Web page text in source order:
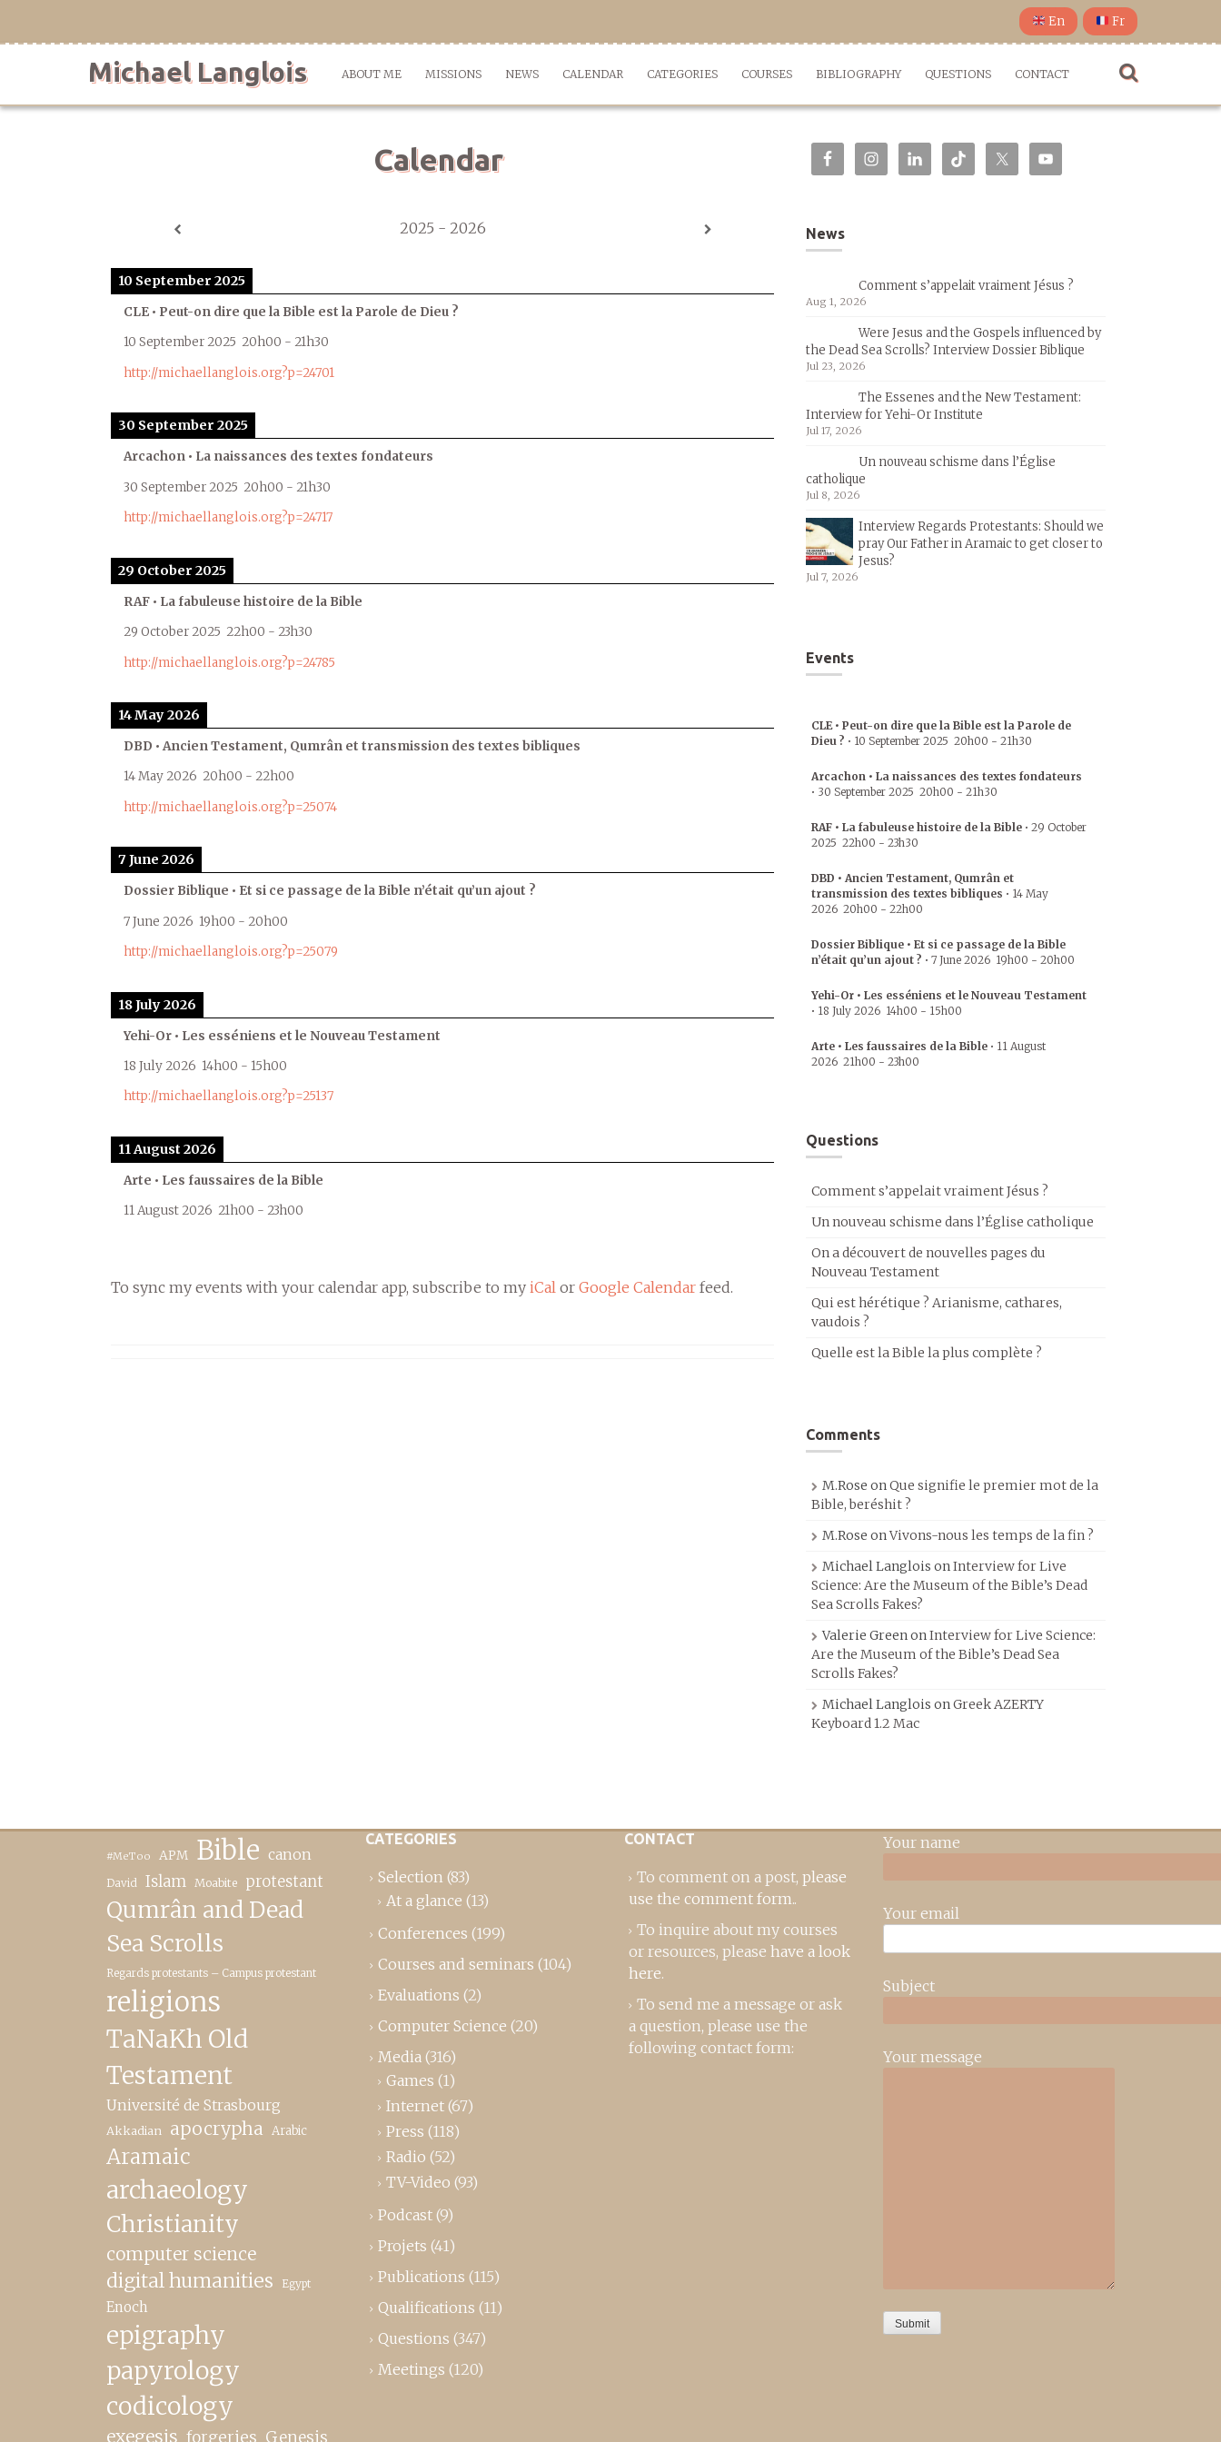
En Fr
Michael Langlois ABOUT ME MISSIONS NEWS CALENDAR CATEGORIES COURSES BIBLIOGRAPHY QUESTIONS CONTACT
Calendar
2025 - 2026
10 September 2025
CLE • Peut-on dire que la Bible est la Parole de Dieu ?
10 September 2025 20h00 - 21h30
http://michaellanglois.org?p=24701
30 September 2025
Arcachon • La naissances des textes fondateurs
30 September 2025 20h00 - 21h30
http://michaellanglois.org?p=24717
29 October 2025
RAF • La fabuleuse histoire de la Bible
29 October 2025 22h00 - 23h30
http://michaellanglois.org?p=24785
14 May 2026
DBD • Ancien Testament, Qumrân et transmission des textes bibliques
14 May 2026 20h00 - 22h00
http://michaellanglois.org?p=25074
7 June 2026
Dossier Biblique • Et si ce passage de la Bible n’était qu’un ajout ?
7 June 2026 19h00 - 20h00
http://michaellanglois.org?p=25079
18 July 2026
Yehi-Or • Les esséniens et le Nouveau Testament
18 July 2026 14h00 - 15h00
http://michaellanglois.org?p=25137
11 August 2026
Arte • Les faussaires de la Bible
11 August 2026 21h00 - 23h00
To sync my events with your calendar app, subscribe to my iCal or Google Calendar feed.
News
Comment s’appelait vraiment Jésus ?
Aug 1, 2026
Were Jesus and the Gospels influenced by
the Dead Sea Scrolls? Interview Dossier Biblique
Jul 23, 2026
The Essenes and the New Testament:
Interview for Yehi-Or Institute
Jul 17, 2026
Un nouveau schisme dans l’Église
catholique
Jul 8, 2026
Interview Regards Protestants: Should we
pray Our Father in Aramaic to get closer to
Jesus?
Jul 7, 2026
Events
CLE • Peut-on dire que la Bible est la Parole de
Dieu ? • 10 September 2025 20h00 - 21h30
Arcachon • La naissances des textes fondateurs
• 30 September 2025 20h00 - 21h30
RAF • La fabuleuse histoire de la Bible • 29 October
2025 22h00 - 23h30
DBD • Ancien Testament, Qumrân et
transmission des textes bibliques • 14 May
2026 20h00 - 22h00
Dossier Biblique • Et si ce passage de la Bible
n’était qu’un ajout ? • 7 June 2026 19h00 - 20h00
Yehi-Or • Les esséniens et le Nouveau Testament
• 18 July 2026 14h00 - 15h00
Arte • Les faussaires de la Bible • 11 August
2026 21h00 - 23h00
Questions
Comment s’appelait vraiment Jésus ?
Un nouveau schisme dans l’Église catholique
On a découvert de nouvelles pages du
Nouveau Testament
Qui est hérétique ? Arianisme, cathares,
vaudois ?
Quelle est la Bible la plus complète ?
Comments
M.Rose onQue signifie le premier mot de la
Bible, beréshit ?
M.Rose onVivons-nous les temps de la fin ?
Michael Langlois onInterview for Live
Science: Are the Museum of the Bible’s Dead
Sea Scrolls Fakes?
Valerie GreenonInterview for Live Science:
Are the Museum of the Bible’s Dead Sea
Scrolls Fakes?
Michael Langlois onGreek AZERTY
Keyboard 1.2 Mac
#MeToo APM Bible canon
David Islam Moabite protestant
Qumrân and Dead
Sea Scrolls
Regards protestants – Campus protestant
religions
TaNaKh Old
Testament
Université de Strasbourg
Akkadian apocrypha Arabic
Aramaic
archaeology
Christianity
computer science
digital humanities Egypt
Enoch
epigraphy
papyrology
codicology
exegesis forgeries Genesis
CATEGORIES
Selection (83)
At a glance (13)
Conferences (199)
Courses and seminars (104)
Evaluations (2)
Computer Science (20)
Media (316)
Games (1)
Internet (67)
Press (118)
Radio (52)
TV-Video (93)
Podcast (9)
Projets (41)
Publications (115)
Qualifications (11)
Questions (347)
Meetings (120)
CONTACT
To comment on a post, please
use the comment form..
To inquire about my courses
or resources, please have a look
here.
To send me a message or ask
a question, please use the
following contact form:
Your name
Your email
Subject
Your message